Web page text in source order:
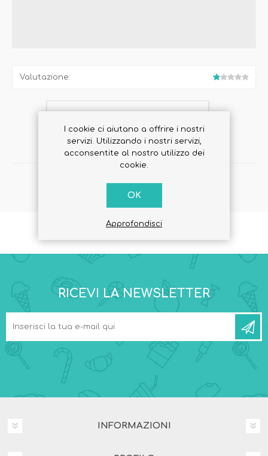
Valutazione:
RICEVI LA NEWSLETTER
INFORMAZIONI
I cookie ci aiutano a offrire i nostri
servizi. Utilizzando i nostri servizi,
acconsentite al nostro utilizzo dei
cookie.
OK
Approfondisci